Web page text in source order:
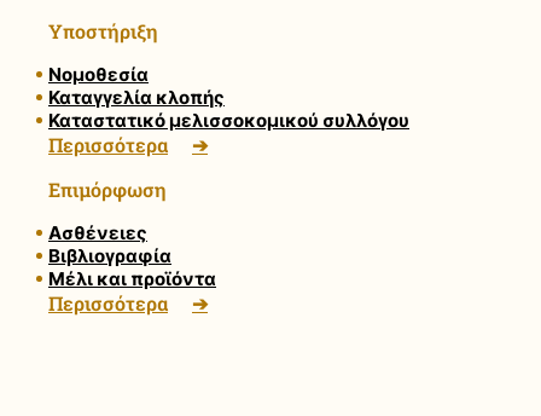
Υποστήριξη
Νομοθεσία
Καταγγελία κλοπής
Καταστατικό μελισσοκομικού συλλόγου
Περισσότερα
Επιμόρφωση
Ασθένειες
Βιβλιογραφία
Μέλι και προϊόντα
Περισσότερα